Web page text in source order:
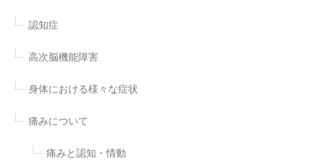
認知症
高次脳機能障害
身体における様々な症状
痛みについて
痛みと認知・情動